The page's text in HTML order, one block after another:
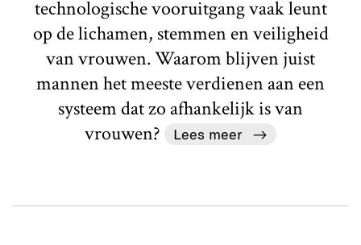
technologische vooruitgang vaak leunt
op de lichamen, stemmen en veiligheid
van vrouwen. Waarom blijven juist
mannen het meeste verdienen aan een
systeem dat zo afhankelijk is van
vrouwen?
Lees meer